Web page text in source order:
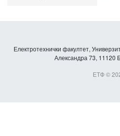
Електротехнички факултет,
Александра 73, 11120
ЕТФ ©